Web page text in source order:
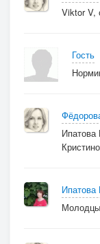
Viktor V,
Гость
Ипатова
Ипатова